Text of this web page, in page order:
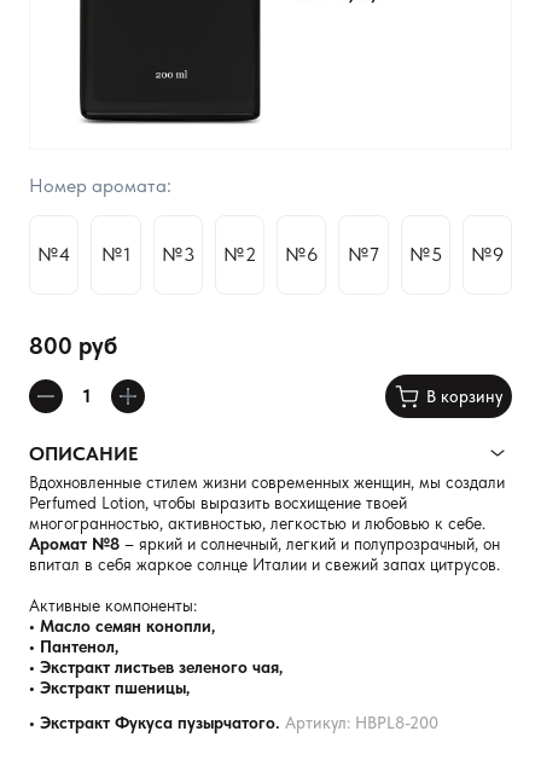
Номер аромата:
№4 №1 №3 №2 №6 №7 №5 №9
800 руб
В корзину
ОПИСАНИЕ
Вдохновленные стилем жизни современных женщин, мы создали
Perfumed Lotion, чтобы выразить восхищение твоей
многогранностью, активностью, легкостью и любовью к себе.
Аромат №8 – яркий и солнечный, легкий и полупрозрачный, он
впитал в себя жаркое солнце Италии и свежий запах цитрусов.
Активные компоненты:
• Масло семян конопли,
• Пантенол,
• Экстракт листьев зеленого чая,
• Экстракт пшеницы,
• Экстракт Фукуса пузырчатого. Артикул: HBPL8-200